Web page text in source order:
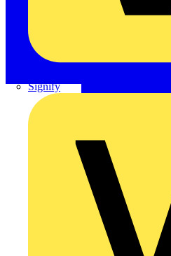
Signify